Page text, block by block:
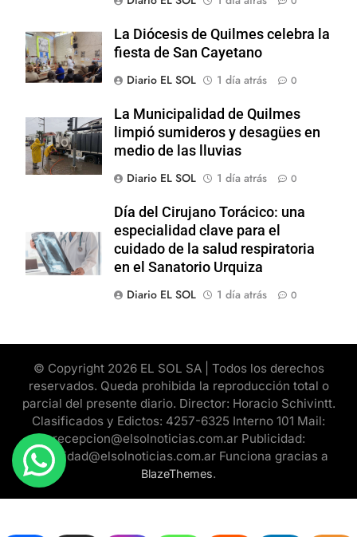
La Diócesis de Quilmes celebra la
fiesta de San Cayetano
Diario EL SOL
1 día atrás 0
La Municipalidad de Quilmes
limpió sumideros y desagües en
medio de las lluvias
Diario EL SOL
1 día atrás 0
Día del Cirujano Torácico: una
especialidad clave para el
cuidado de la salud respiratoria
en el Sanatorio Urquiza
Diario EL SOL
1 día atrás 0
© Copyright 2026 EL SOL SA | Todos los derechos
reservados. Queda prohibida la reproducción total o
parcial del presente diario. Director: Horacio Schivintt.
Clasificados y Edictos: 4257-6325 Interno 101 Mail:
recepcion@elsolnoticias.com.ar Publicidad:
publicidad@elsolnoticias.com.ar Funciona gracias a
BlazeThemes.